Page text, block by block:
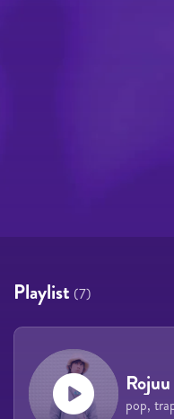
Playlist (7)
Rojuu
pop,